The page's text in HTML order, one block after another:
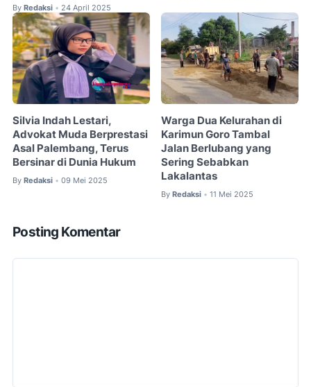
By Redaksi • 24 April 2025
Silvia Indah Lestari,
Advokat Muda Berprestasi
Asal Palembang, Terus
Bersinar di Dunia Hukum
By Redaksi • 09 Mei 2025
Warga Dua Kelurahan di
Karimun Goro Tambal
Jalan Berlubang yang
Sering Sebabkan
Lakalantas
By Redaksi • 11 Mei 2025
Posting Komentar